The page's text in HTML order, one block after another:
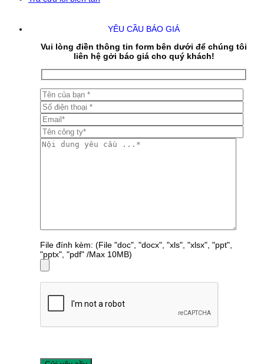
YÊU CẦU BÁO GIÁ
Vui lòng điền thông tin form bên dưới để chúng tôi
liên hệ gởi báo giá cho quý khách!
File đính kèm: (File "doc", "docx", "xls", "xlsx", "ppt",
"pptx", "pdf" /Max 10MB)